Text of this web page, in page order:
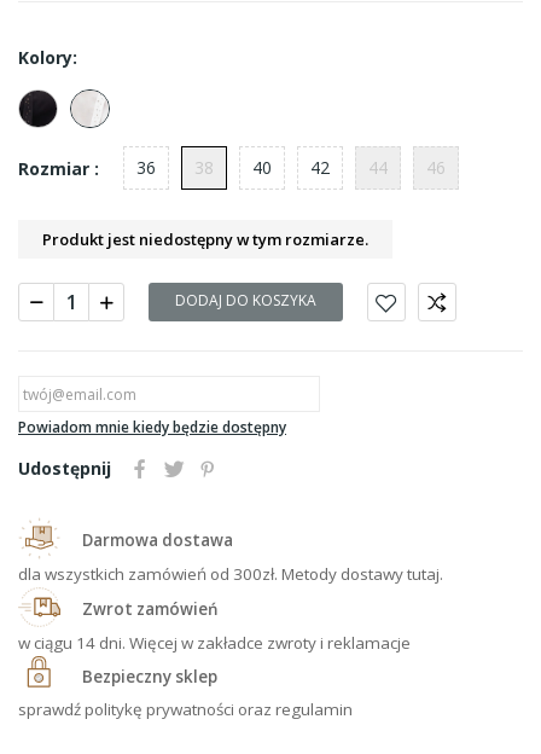
Kolory:
Rozmiar : 36 38 40 42 44 46
Produkt jest niedostępny w tym rozmiarze.
DODAJ DO KOSZYKA
Powiadom mnie kiedy będzie dostępny
Udostępnij
Darmowa dostawa
dla wszystkich zamówień od 300zł. Metody dostawy tutaj.
Zwrot zamówień
w ciągu 14 dni. Więcej w zakładce zwroty i reklamacje
Bezpieczny sklep
sprawdź politykę prywatności oraz regulamin